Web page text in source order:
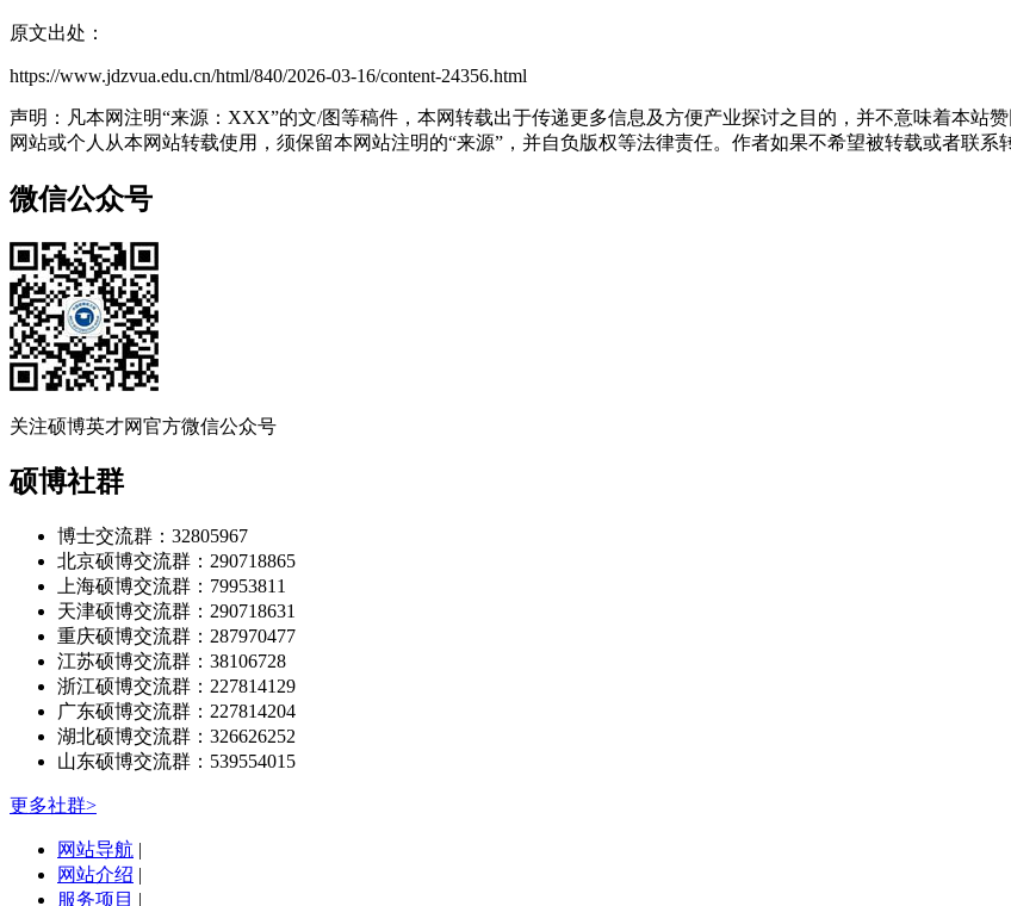
原文出处：
https://www.jdzvua.edu.cn/html/840/2026-03-16/content-24356.html
声明：凡本网注明“来源：XXX”的文/图等稿件，本网转载出于传递更多信息及方便产业探讨之目的，并不意味着本站
网站或个人从本网站转载使用，须保留本网站注明的“来源”，并自负版权等法律责任。作者如果不希望被转载或者联系
微信公众号
关注硕博英才网官方微信公众号
硕博社群
博士交流群：32805967
北京硕博交流群：290718865
上海硕博交流群：79953811
天津硕博交流群：290718631
重庆硕博交流群：287970477
江苏硕博交流群：38106728
浙江硕博交流群：227814129
广东硕博交流群：227814204
湖北硕博交流群：326626252
山东硕博交流群：539554015
更多社群>
网站导航 |
网站介绍 |
服务项目 |